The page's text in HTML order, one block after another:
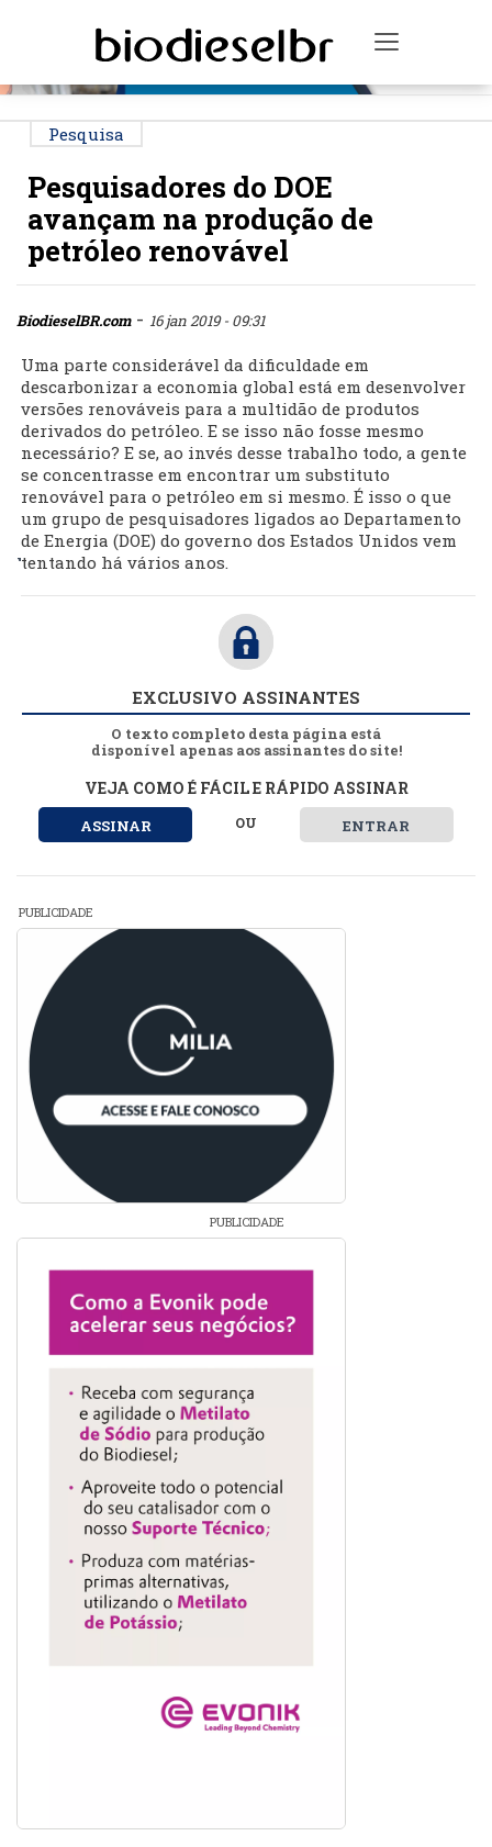
Toggle
Pesquisa
Pesquisadores do DOE
avançam na produção de
petróleo renovável
BiodieselBR.com- 16 jan 2019 - 09:31
Uma parte considerável da dificuldade em
descarbonizar a economia global está em desenvolver
versões renováveis para a multidão de produtos
derivados do petróleo. E se isso não fosse mesmo
necessário? E se, ao invés desse trabalho todo, a gente
se concentrasse em encontrar um substituto
renovável para o petróleo em si mesmo. É isso o que
um grupo de pesquisadores ligados ao Departamento
de Energia (DOE) do governo dos Estados Unidos vem
tentando há vários anos.
https://pubs.rsc.org/en/Content/
EXCLUSIVO ASSINANTES
O texto completo desta página está
disponível apenas aos assinantes do site!
VEJA COMO É FÁCIL E RÁPIDO ASSINAR
ASSINAR OU ENTRAR
PUBLICIDADE
PUBLICIDADE